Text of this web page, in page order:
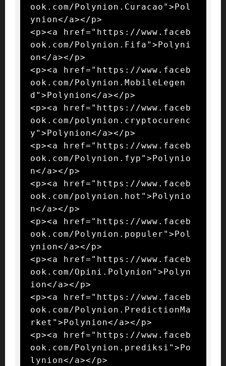
ook.com/Polynion.Curacao">Pol
ynion</a></p>
<p><a href="https://www.faceb
ook.com/Polynion.Fifa">Polyni
on</a></p>
<p><a href="https://www.faceb
ook.com/Polynion.MobileLegen
d">Polynion</a></p>
<p><a href="https://www.faceb
ook.com/polynion.cryptocurenc
y">Polynion</a></p>
<p><a href="https://www.faceb
ook.com/Polynion.fyp">Polynio
n</a></p>
<p><a href="https://www.faceb
ook.com/polynion.hot">Polynio
n</a></p>
<p><a href="https://www.faceb
ook.com/Polynion.populer">Pol
ynion</a></p>
<p><a href="https://www.faceb
ook.com/Opini.Polynion">Polyn
ion</a></p>
<p><a href="https://www.faceb
ook.com/Polynion.PredictionMa
rket">Polynion</a></p>
<p><a href="https://www.faceb
ook.com/Polynion.prediksi">Po
lynion</a></p>